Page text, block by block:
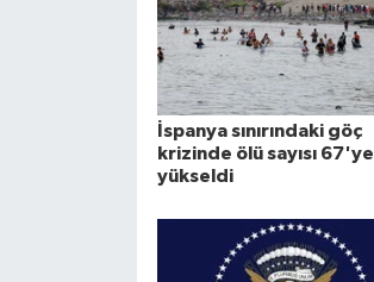
İspanya sınırındaki göç
krizinde ölü sayısı 67'ye
yükseldi